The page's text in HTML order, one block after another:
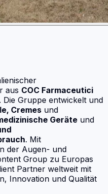
aus COC Farmaceutici
Die Gruppe entwickelt und
Cremes und
Geräte und
. Mit
der Augen- und
Group zu Europas
Partner weltweit mit
Innovation und Qualität